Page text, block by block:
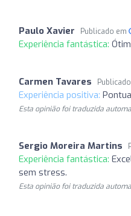
Paulo Xavier Publicado em
Experiência fantástica:
Carmen Tavares
Experiência positiva:
Esta opinião foi traduzida
Sergio Moreira Martins
Experiência fantástica:
sem stress.
Esta opinião foi traduzida